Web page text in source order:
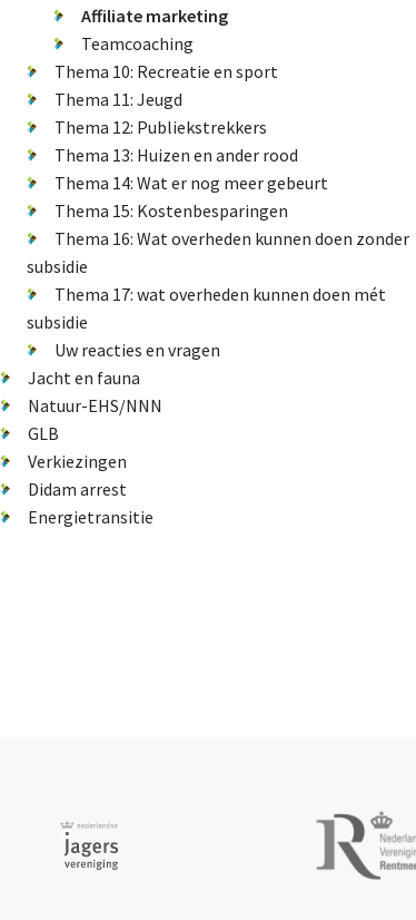
Affiliate marketing
Teamcoaching
Thema 10: Recreatie en sport
Thema 11: Jeugd
Thema 12: Publiekstrekkers
Thema 13: Huizen en ander rood
Thema 14: Wat er nog meer gebeurt
Thema 15: Kostenbesparingen
Thema 16: Wat overheden kunnen doen zonder
subsidie
Thema 17: wat overheden kunnen doen mét
subsidie
Uw reacties en vragen
Jacht en fauna
Natuur-EHS/NNN
GLB
Verkiezingen
Didam arrest
Energietransitie